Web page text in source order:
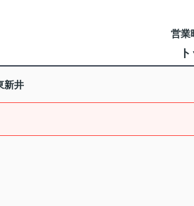
営業
新井